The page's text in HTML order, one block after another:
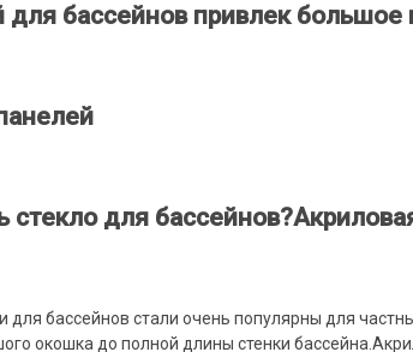
бассейнов привлек большое
стекло для
для бассейнов стали очень популярны для
окошка до полной длины стенки